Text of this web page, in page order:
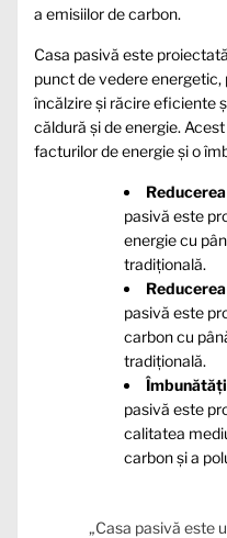
a emisiilor de carbon.
Casa pasivă este
punct de vedere
încălzire și răcire eficiente
căldură și de energie.
facturilor de energie și o
pasivă este
energie cu
tradițională.
pasivă este
carbon cu
tradițională.
pasivă este
calitatea
carbon și a
„Casa pasivă este